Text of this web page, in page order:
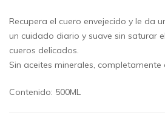
Recupera el cuero envejecido y le da
un cuidado diario y suave sin saturar
cueros delicados.
Sin aceites minerales, completamente
Contenido: 500ML